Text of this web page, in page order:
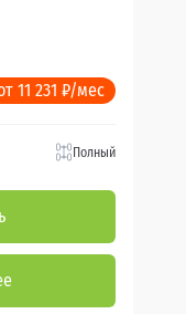
11 231 ₽/мес
Полный